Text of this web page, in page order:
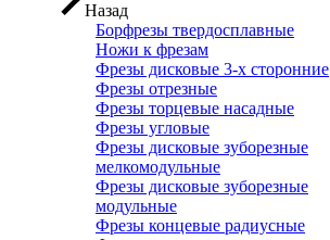
Назад
Борфрезы твердосплавные
Ножи к фрезам
Фрезы дисковые 3-х сторонние
Фрезы отрезные
Фрезы торцевые насадные
Фрезы угловые
Фрезы дисковые зуборезные
мелкомодульные
Фрезы дисковые зуборезные
модульные
Фрезы концевые радиусные